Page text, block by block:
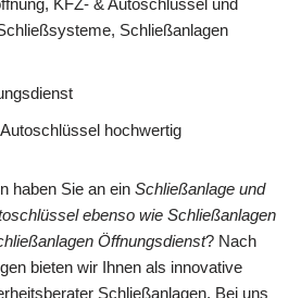
KFZ- & Autoschlüssel und
Schließanlagen
hochwertig
haben Sie an ein Schließanlage und
ebenso wie Schließanlagen
Öffnungsdienst? Nach
bieten wir Ihnen als innovative
Schließanlagen. Bei uns